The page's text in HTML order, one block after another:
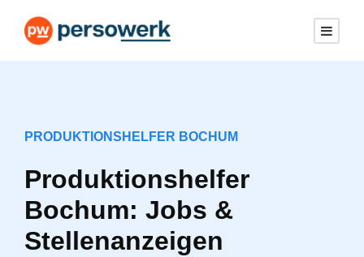
PRODUKTIONSHELFER BOCHUM
Produktionshelfer
Bochum: Jobs &
Stellenanzeigen